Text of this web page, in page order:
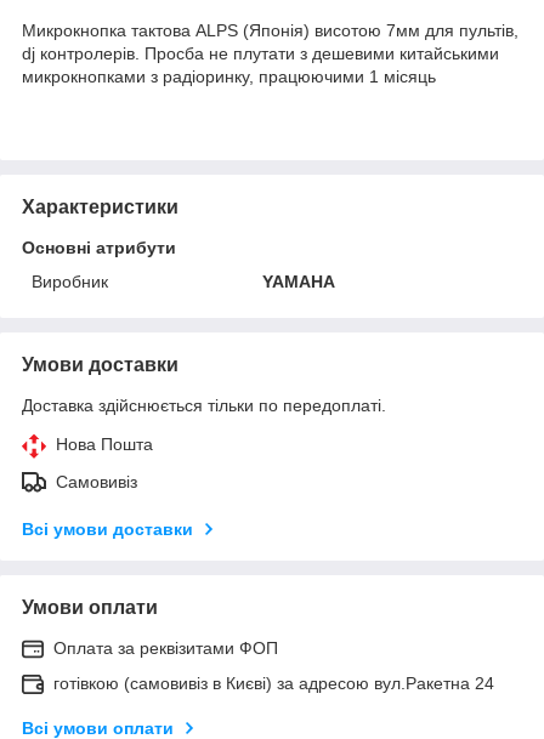
Микрокнопка тактова ALPS (Японія) висотою 7мм для пультів,
dj контролерів. Просба не плутати з дешевими китайськими
микрокнопками з радіоринку, працюючими 1 місяць
Характеристики
Основні атрибути
Виробник
YAMAHA
Умови доставки
Доставка здійснюється тільки по передоплаті.
Нова Пошта
Самовивіз
Всі умови доставки
Умови оплати
Оплата за реквізитами ФОП
готівкою (самовивіз в Києві) за адресою вул.Ракетна 24
Всі умови оплати